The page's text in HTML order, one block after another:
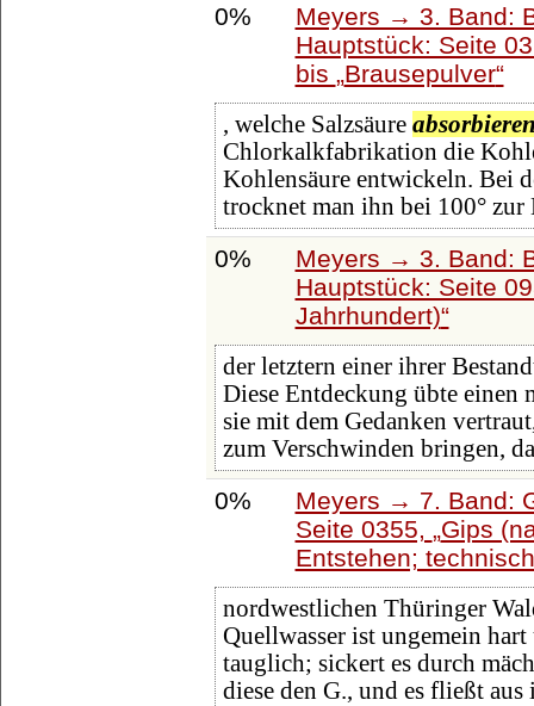
0%
Meyers → 3. Band:
Hauptstück: Seite
bis Brausepulver
, welche Salzsäure
Chlorkalkfabrikation die
Kohlensäure entwickeln. Bei
trocknet man ihn bei 100° zur
0%
Meyers → 3. Band:
Hauptstück: Seite
Jahrhundert)
der letztern einer ihrer
Diese Entdeckung übte einen
sie mit dem Gedanken
zum Verschwinden bringen,
0%
Meyers → 7. Band:
Seite 0355,
Gips
Entstehen;
nordwestlichen Thüringer
Quellwasser ist ungemein
tauglich; sickert es durch
diese den G., und es fließt aus